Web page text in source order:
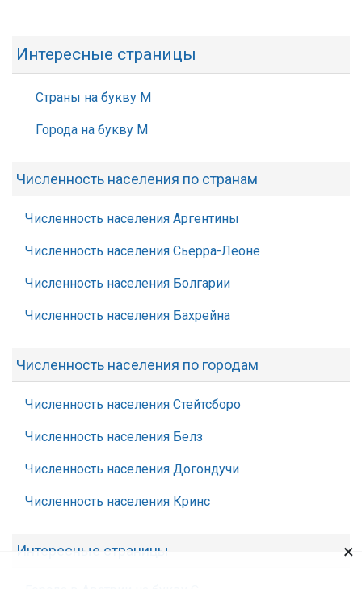
Интересные страницы
Страны на букву М
Города на букву М
Численность населения по странам
Численность населения Аргентины
Численность населения Сьерра-Леоне
Численность населения Болгарии
Численность населения Бахрейна
Численность населения по городам
Численность населения Стейтсборо
Численность населения Белз
Численность населения Догондучи
Численность населения Кринс
Интересные страницы ×